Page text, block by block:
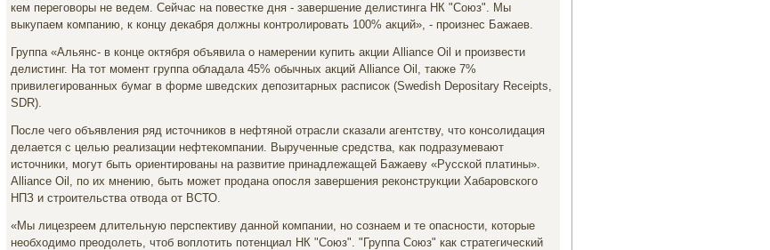
кем переговоры не ведем. Сейчас на повестке дня - завершение делистинга НК "Союз". Мы
выкупаем компанию, к концу декабря должны контролировать 100% акций», - произнес Бажаев.
Группа «Альянс- в конце октября объявила о намерении купить акции Alliance Oil и произвести
делистинг. На тот момент группа обладала 45% обычных акций Alliance Oil, также 7%
привилегированных бумаг в форме шведских депозитарных расписок (Swedish Depositary Receipts,
SDR).
После чего объявления ряд источников в нефтяной отрасли сказали агентству, что консолидация
делается с целью реализации нефтекомпании. Вырученные средства, как подразумевают
источники, могут быть ориентированы на развитие принадлежащей Бажаеву «Русской платины».
Alliance Oil, по их мнению, быть может продана опосля завершения реконструкции Хабаровского
НПЗ и строительства отвода от ВСТО.
«Мы лицезреем длительную перспективу данной компании, но сознаем и те опасности, которые
необходимо преодолеть, чтоб воплотить потенциал НК "Союз". "Группа Союз" как стратегический